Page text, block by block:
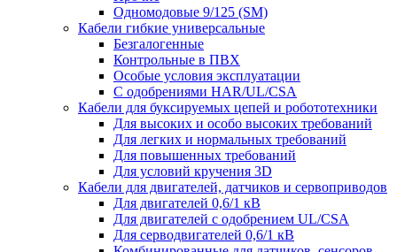
Одномодовые 9/125 (SM)
Кабели гибкие универсальные
Безгалогенные
Контрольные в ПВХ
Особые условия эксплуатации
С одобрениями HAR/UL/CSA
Кабели для буксируемых цепей и робототехники
Для высоких и особо высоких требований
Для легких и нормальных требований
Для повышенных требований
Для условий кручения 3D
Кабели для двигателей, датчиков и сервоприводов
Для двигателей 0,6/1 кВ
Для двигателей с одобрением UL/CSA
Для серводвигателей 0,6/1 кВ